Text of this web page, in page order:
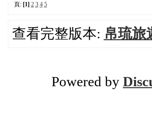
頁: [1] 2 3 4 5
查看完整版本: 帛琉旅
Powered by